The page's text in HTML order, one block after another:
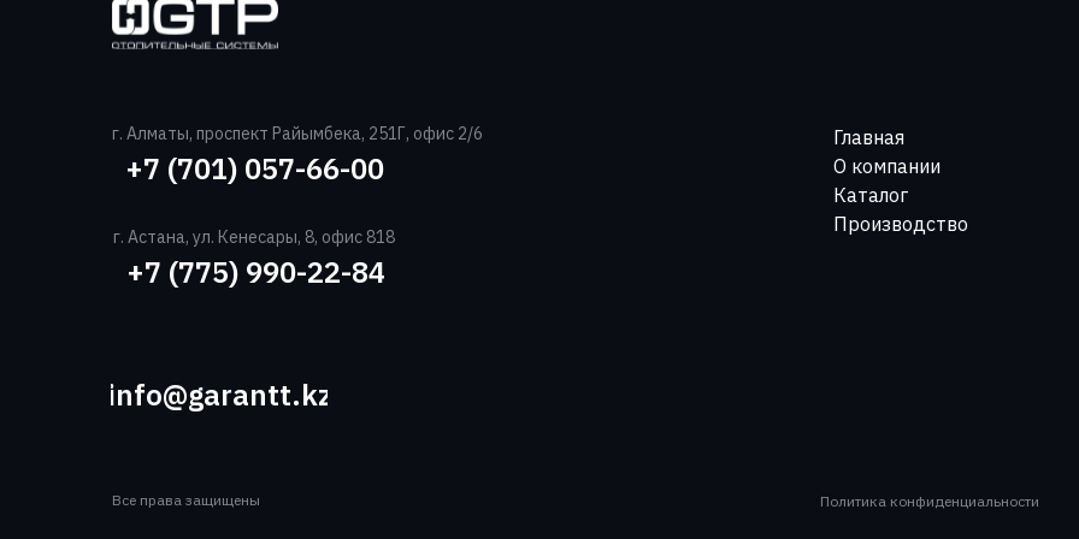
Политика конфиденциальности
Все права защищены
info@garantt.kz
Главная
О компании
Каталог
Производство
г. Астана, ул. Кенесары, 8, офис 818
+7 (775) 990-22-84‬
г. Алматы, проспект Райымбека, 251Г, офис 2/6
+7 (701) 057-66-00‬